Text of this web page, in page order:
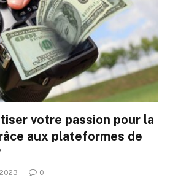
votre passion pour la
aux plateformes de
0